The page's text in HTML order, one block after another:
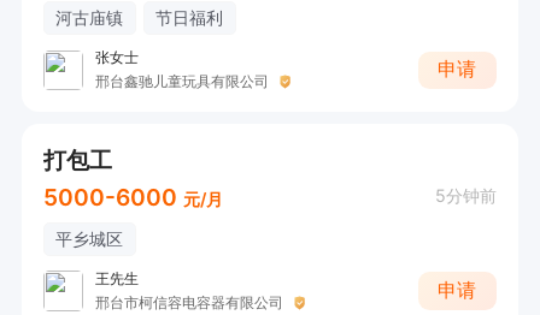
河古庙镇 节日福利
张女士
邢台鑫驰儿童玩具有限公司
申请
打包工
5000-6000 元/月 5分钟前
平乡城区
王先生
邢台市柯信容电容器有限公司
申请